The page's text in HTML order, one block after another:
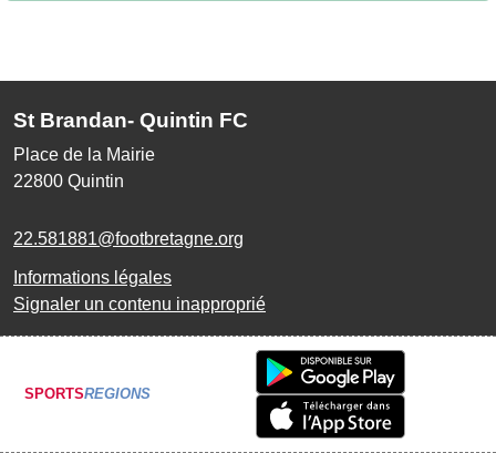
St Brandan- Quintin FC
Place de la Mairie
22800 Quintin
22.581881@footbretagne.org
Informations légales
Signaler un contenu inapproprié
SPORTSREGIONS